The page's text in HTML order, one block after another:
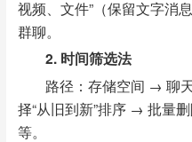
视频、文件”（保留文字消
群聊。
2. 时间筛选法
路径：存储空间 → 聊
择“从旧到新”排序 → 批量
等。